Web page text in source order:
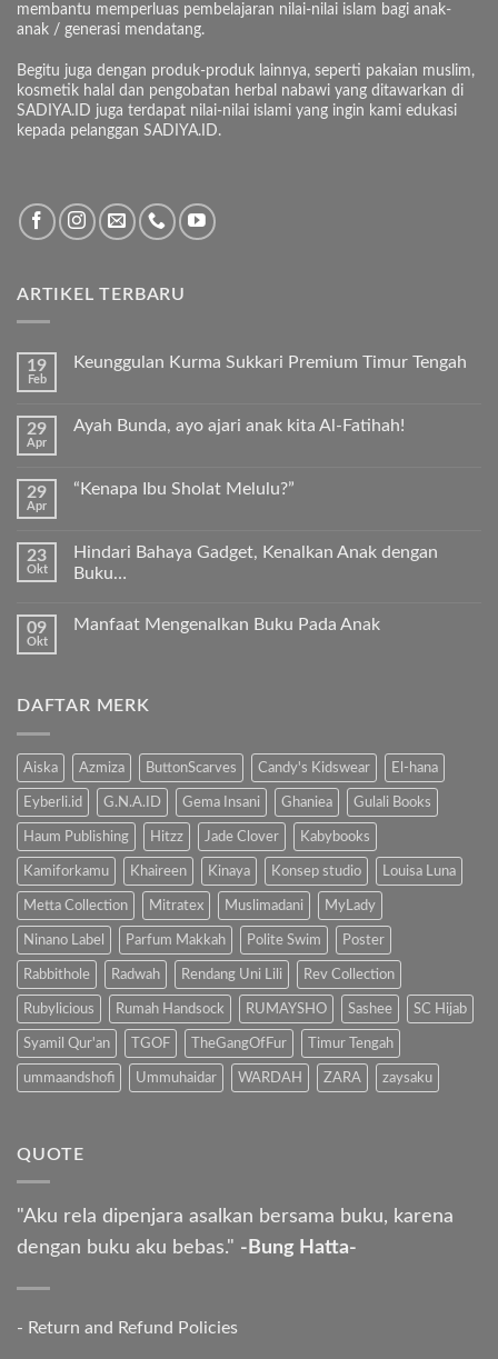
membantu memperluas pembelajaran nilai-nilai islam bagi anak-
anak / generasi mendatang.
Begitu juga dengan produk-produk lainnya, seperti pakaian muslim,
kosmetik halal dan pengobatan herbal nabawi yang ditawarkan di
SADIYA.ID juga terdapat nilai-nilai islami yang ingin kami edukasi
kepada pelanggan SADIYA.ID.
ARTIKEL TERBARU
19
Feb
Keunggulan Kurma Sukkari Premium Timur Tengah
pada
Premium
29
Apr
Ayah Bunda, ayo ajari anak kita Al-Fatihah!
komentar
pada
ajari
anak
kita
29
Apr
“Kenapa Ibu Sholat Melulu?”
pada
“Kenapa
23
Okt
Hindari Bahaya Gadget, Kenalkan Anak dengan
Buku…
komentar
Kenalkan
Anak
09
Okt
Manfaat Mengenalkan Buku Pada Anak
Manfaat
Anak
DAFTAR MERK
Aiska Azmiza ButtonScarves Candy's Kidswear El-hana
Eyberli.id G.N.A.ID Gema Insani Ghaniea Gulali Books
Haum Publishing Hitzz Jade Clover Kabybooks
Kamiforkamu Khaireen Kinaya Konsep studio Louisa Luna
Metta Collection Mitratex Muslimadani MyLady
Ninano Label Parfum Makkah Polite Swim Poster
Rabbithole Radwah Rendang Uni Lili Rev Collection
Rubylicious Rumah Handsock RUMAYSHO Sashee SC Hijab
Syamil Qur'an TGOF TheGangOfFur Timur Tengah
ummaandshofi Ummuhaidar WARDAH ZARA zaysaku
QUOTE
"Aku rela dipenjara asalkan bersama buku, karena
dengan buku aku bebas." -Bung Hatta-
- Return and Refund Policies